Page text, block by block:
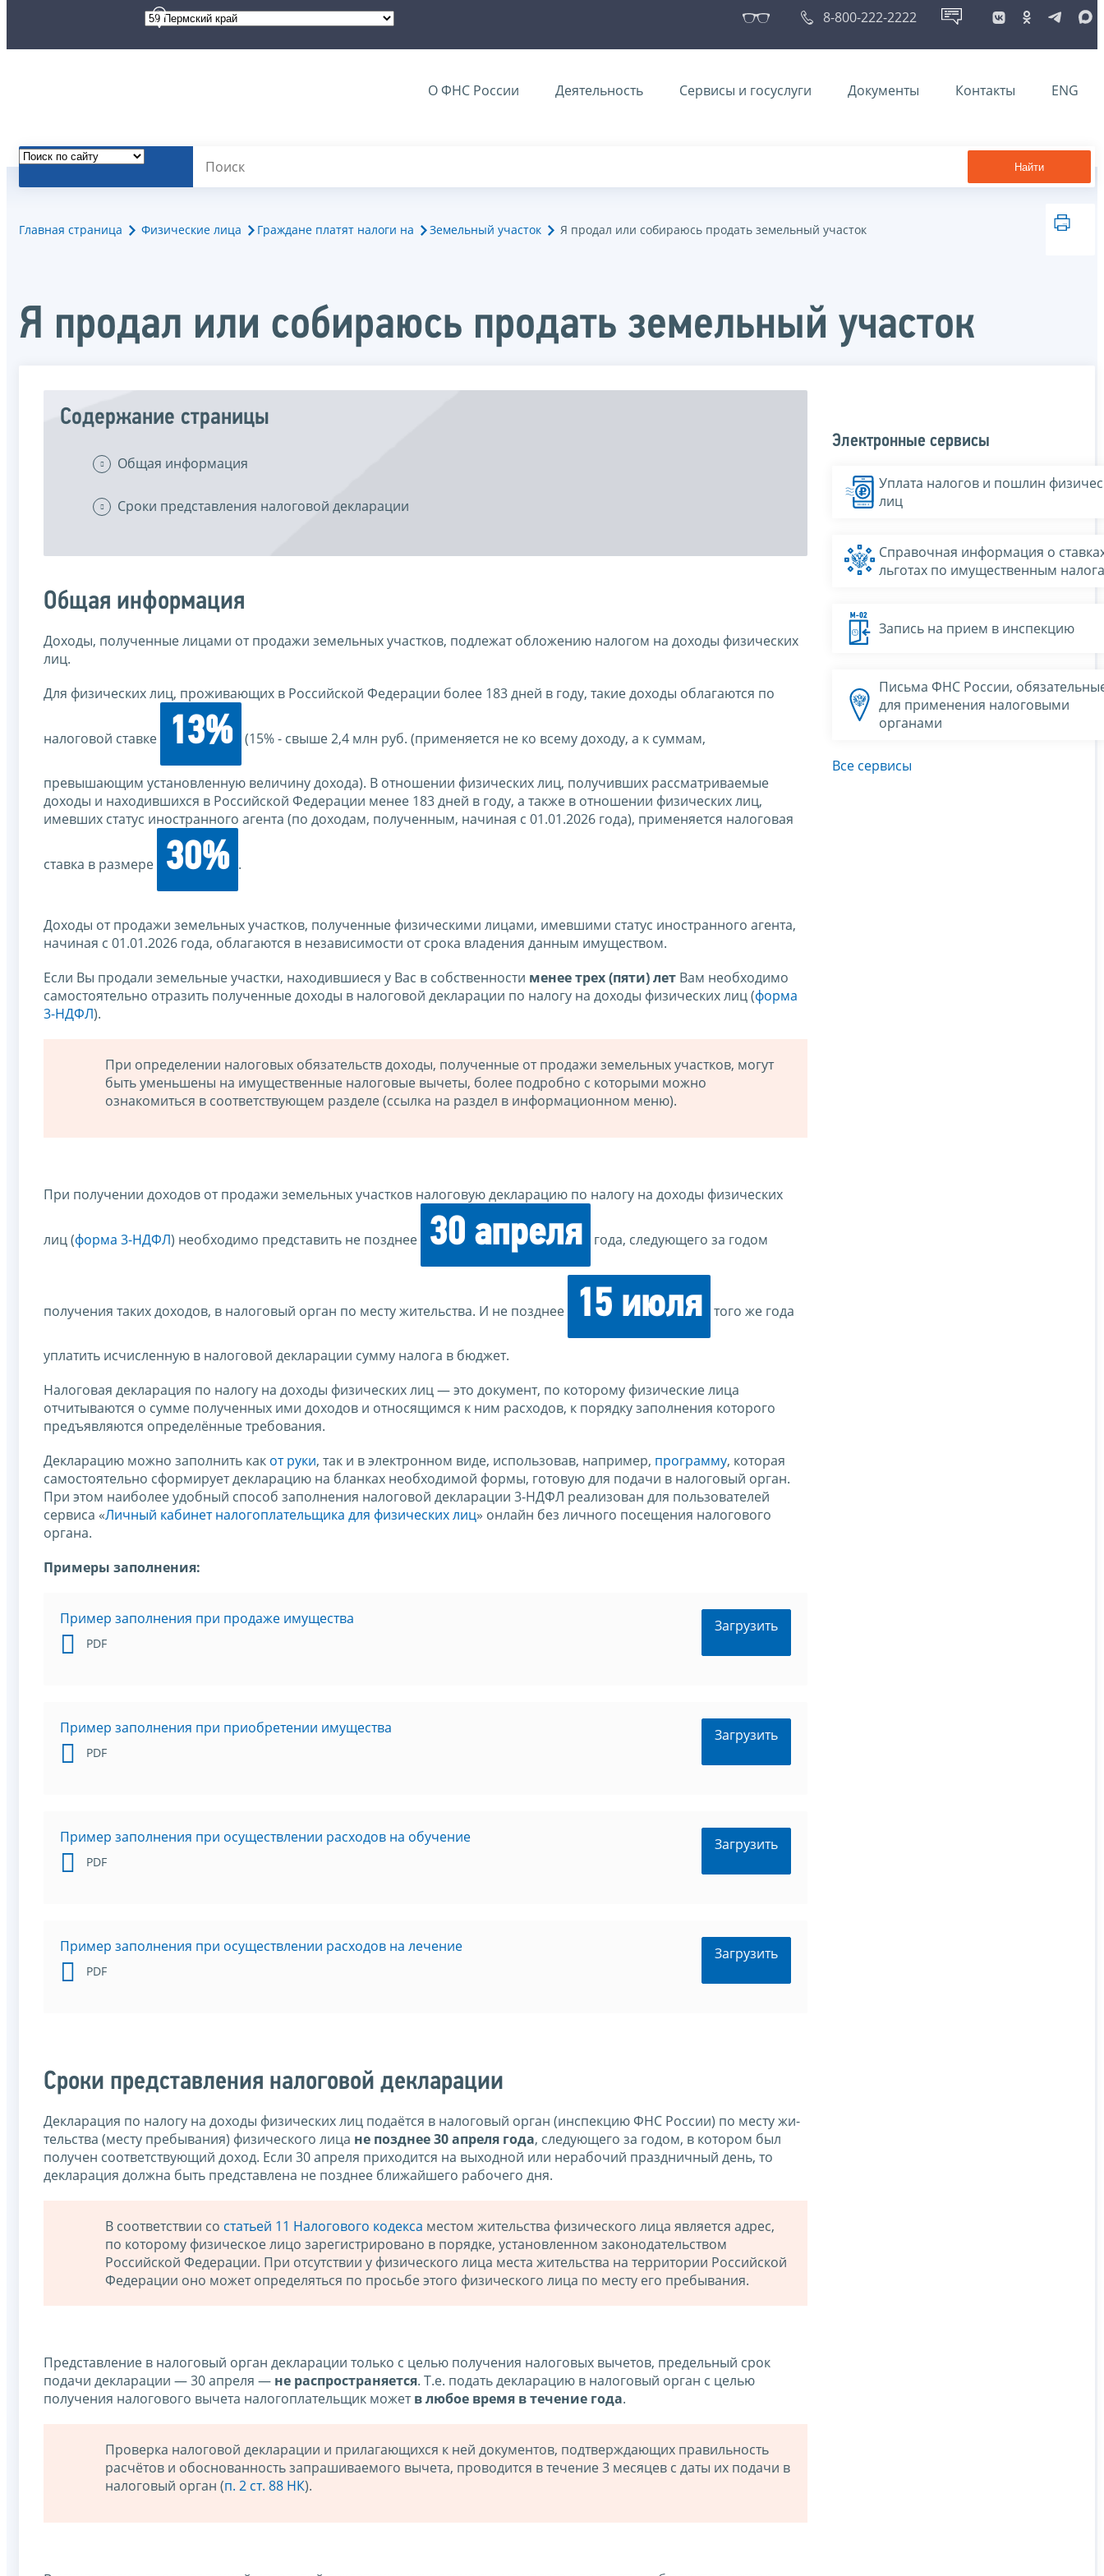
8-800-222-2222
О ФНС России Деятельность Сервисы и госуслуги Документы Контакты ENG
Найти
Главная страница Физические лица Граждане платят налоги на Земельный участок Я продал или собираюсь продать земельный участок
Я продал или собираюсь продать земельный участок
Содержание страницы
Общая информация
Сроки представления налоговой декларации
Общая информация
Доходы, полученные лицами от продажи земельных участков, подлежат обложению налогом на доходы физических
лиц.
Для физических лиц, проживающих в Российской Федерации более 183 дней в году, такие доходы облагаются по
налоговой ставке 13% (15% - свыше 2,4 млн руб. (применяется не ко всему доходу, а к суммам,
превышающим установленную величину дохода). В отношении физических лиц, получивших рассматриваемые
доходы и находившихся в Российской Федерации менее 183 дней в году, а также в отношении физических лиц,
имевших статус иностранного агента (по доходам, полученным, начиная с 01.01.2026 года), применяется налоговая
ставка в размере 30% .
Доходы от продажи земельных участков, полученные физическими лицами, имевшими статус иностранного агента,
начиная с 01.01.2026 года, облагаются в независимости от срока владения данным имуществом.
Если Вы продали земельные участки, находившиеся у Вас в собственности менее трех (пяти) лет Вам необходимо
самостоятельно отразить полученные доходы в налоговой декларации по налогу на доходы физических лиц (форма
3-НДФЛ).
При определении налоговых обязательств доходы, полученные от продажи земельных участков, могут
быть уменьшены на имущественные налоговые вычеты, более подробно с которыми можно
ознакомиться в соответствующем разделе (ссылка на раздел в информационном меню).
При получении доходов от продажи земельных участков налоговую декларацию по налогу на доходы физических
лиц (форма 3-НДФЛ) необходимо представить не позднее 30 апреля года, следующего за годом
получения таких доходов, в налоговый орган по месту жительства. И не позднее 15 июля того же года
уплатить исчисленную в налоговой декларации сумму налога в бюджет.
Налоговая декларация по налогу на доходы физических лиц — это документ, по которому физические лица
отчитываются о сумме полученных ими доходов и относящимся к ним расходов, к порядку заполнения которого
предъявляются определённые требования.
Декларацию можно заполнить как от руки, так и в электронном виде, использовав, например, программу, которая
самостоятельно сформирует декларацию на бланках необходимой формы, готовую для подачи в налоговый орган.
При этом наиболее удобный способ заполнения налоговой декларации 3-НДФЛ реализован для пользователей
сервиса «Личный кабинет налогоплательщика для физических лиц» онлайн без личного посещения налогового
органа.
Примеры заполнения:
Пример заполнения при продаже имущества
PDF
Загрузить
Пример заполнения при приобретении имущества
PDF
Загрузить
Пример заполнения при осуществлении расходов на обучение
PDF
Загрузить
Пример заполнения при осуществлении расходов на лечение
PDF
Загрузить
Сроки представления налоговой декларации
Декларация по налогу на доходы физических лиц подаётся в налоговый орган (инспекцию ФНС России) по месту жи­
тельства (месту пребывания) физического лица не позднее 30 апреля года, следующего за годом, в котором был
полу­чен соответствующий доход. Если 30 апреля приходится на выходной или нерабочий праздничный день, то
декларация должна быть представле­на не позднее ближайшего рабочего дня.
В соответствии со статьей 11 Налогового кодекса местом жительства физического лица является адрес,
по которому физическое лицо зарегистрировано в порядке, установленном законодательством
Российской Федерации. При отсутствии у физического лица места жительства на территории Российской
Федерации оно может определяться по просьбе этого физического лица по месту его пребывания.
Представление в налоговый орган декларации только с це­лью получения налоговых вычетов, предельный срок
подачи декларации — 30 апреля — не распространяется. Т.е. подать декларацию в налоговый орган с целью
получения налого­вого вычета налогоплательщик можетв любое время в течение года.
Проверка налоговой декларации и прилагающихся к ней документов, подтверждающих правильность
расчётов и обоснованность запрашиваемого вычета, проводится в течение 3 месяцев с даты их подачи в
налоговый орган (п. 2 ст. 88 НК).
Электронные сервисы
Уплата налогов и пошлин
лиц
Справочная информация о
льготах по имущественным
Запись на прием в инспекцию
Письма ФНС России,
для применения налоговыми
органами
Все сервисы